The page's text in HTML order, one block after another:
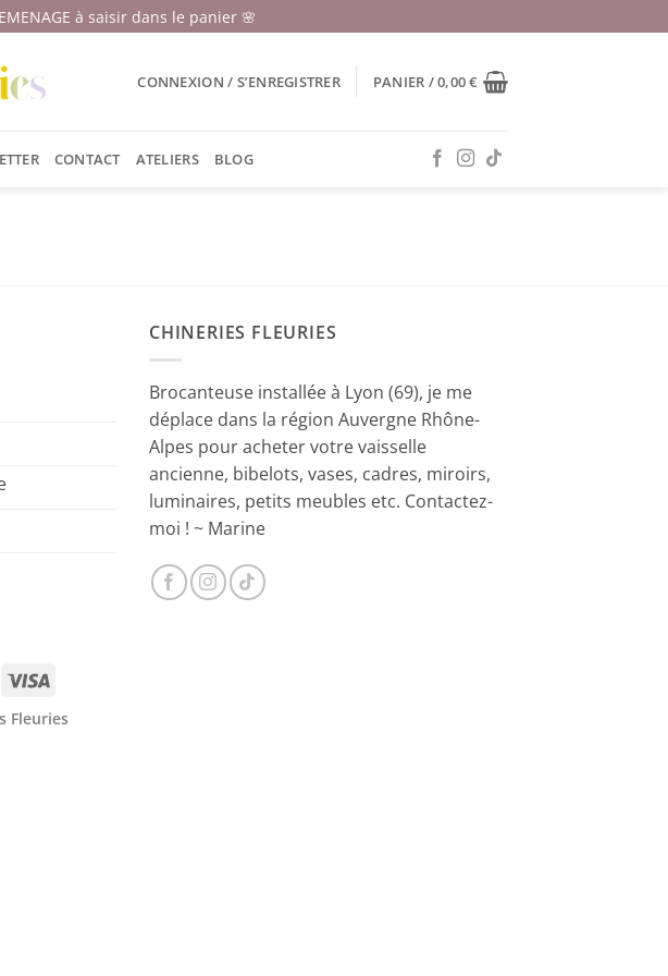
à saisir dans le panier 🌸
CONNEXION / S’ENREGISTRER PANIER /0,00€
CONTACT ATELIERS BLOG
CHINERIES FLEURIES
Brocanteuse installée à Lyon (69), je me
déplace dans la région Auvergne Rhône-
Alpes pour acheter votre vaisselle
ancienne, bibelots, vases, cadres, miroirs,
luminaires, petits meubles etc. Contactez-
moi ! ~ Marine
Visa
Fleuries